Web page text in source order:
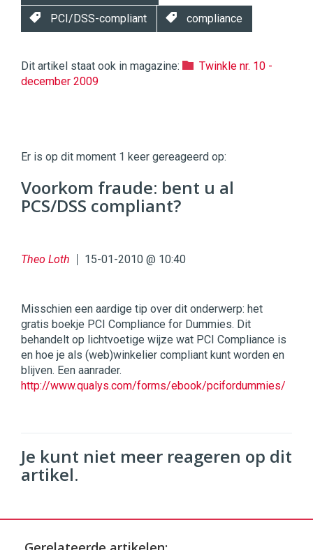
PCI/DSS-compliant compliance
Dit artikel staat ook in magazine:
Twinkle nr. 10 -
december 2009
|
Digital
Commercehttps://twinklemagazine.nl
9654
Er is op dit moment 1 keer gereageerd op:
Voorkom fraude: bent u al
PCS/DSS compliant?
Theo Loth 15-01-2010 @ 10:40
Misschien een aardige tip over dit onderwerp: het
gratis boekje PCI Compliance for Dummies. Dit
behandelt op lichtvoetige wijze wat PCI Compliance is
en hoe je als (web)winkelier compliant kunt worden en
blijven. Een aanrader.
http://www.qualys.com/forms/ebook/pcifordummies/
Je kunt niet meer reageren op dit
artikel.